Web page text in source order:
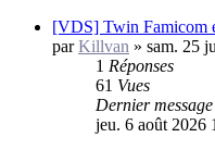
[VDS] Twin Famicom
parKillvan » sam. 25
1 Réponses
61 Vues
Dernier message
jeu. 6 août 2026